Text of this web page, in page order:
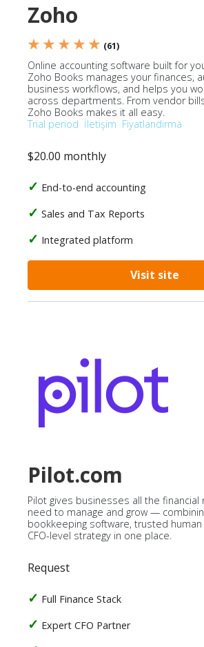
Zoho
★ ★ ★ ★ ★ (61)
Online accounting software built for
Zoho Books manages your finances,
business workflows, and helps you
across departments. From vendor
Zoho Books makes it all easy.
Trial period İletişim Fiyatlandırma
$20.00 monthly
End-to-end accounting
Sales and Tax Reports
Integrated platform
Visit site
Pilot.com
Pilot gives businesses all the
need to manage and grow —
bookkeeping software, trusted
CFO-level strategy in one place.
Request
Full Finance Stack
Expert CFO Partner